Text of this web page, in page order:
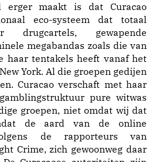
erger maakt is dat Curacao
eco-systeem dat totaal
gewapende
megabandas zoals die van
haar tentakels heeft vanaf het
York. Al die groepen gedijen
Curacao verschaft met haar
pure witwas
groepen, niet omdat wij dat
de aard van de online
de rapporteurs van
Crime, zich gewoonweg daar